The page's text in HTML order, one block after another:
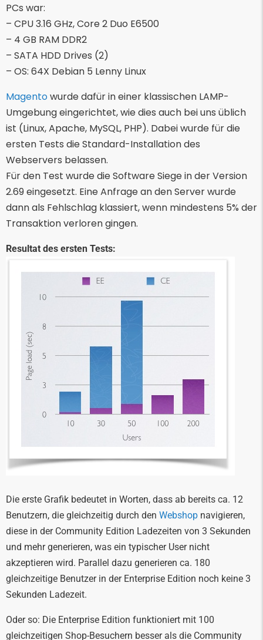
PCs war:
– CPU 3.16 GHz, Core 2 Duo E6500
– 4 GB RAM DDR2
– SATA HDD Drives (2)
– OS: 64X Debian 5 Lenny Linux
Magentowurde dafür in einer klassischen LAMP-
Umgebung eingerichtet, wie dies auch bei uns üblich
ist (Linux, Apache, MySQL, PHP). Dabei wurde für die
ersten Tests die Standard-Installation des
Webservers belassen.
Für den Test wurde die Software Siege in der Version
2.69 eingesetzt. Eine Anfrage an den Server wurde
dann als Fehlschlag klassiert, wenn mindestens 5% der
Transaktion verloren gingen.
Resultat des ersten Tests:
Die erste Grafik bedeutet in Worten, dass ab bereits ca. 12
Benutzern, die gleichzeitig durch den Webshop navigieren,
diese in der Community Edition Ladezeiten von 3 Sekunden
und mehr generieren, was ein typischer User nicht
akzeptieren wird. Parallel dazu generieren ca. 180
gleichzeitige Benutzer in der Enterprise Edition noch keine 3
Sekunden Ladezeit.
Oder so: Die Enterprise Edition funktioniert mit 100
gleichzeitigen Shop-Besuchern besser als die Community